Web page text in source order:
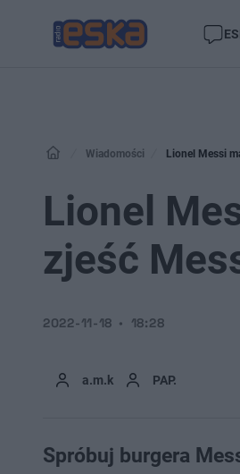
Wiadomości Lionel Messi
Lionel
zjeść
a.m.k PAP.
2022-11-18 18:28
Spróbuj burgera